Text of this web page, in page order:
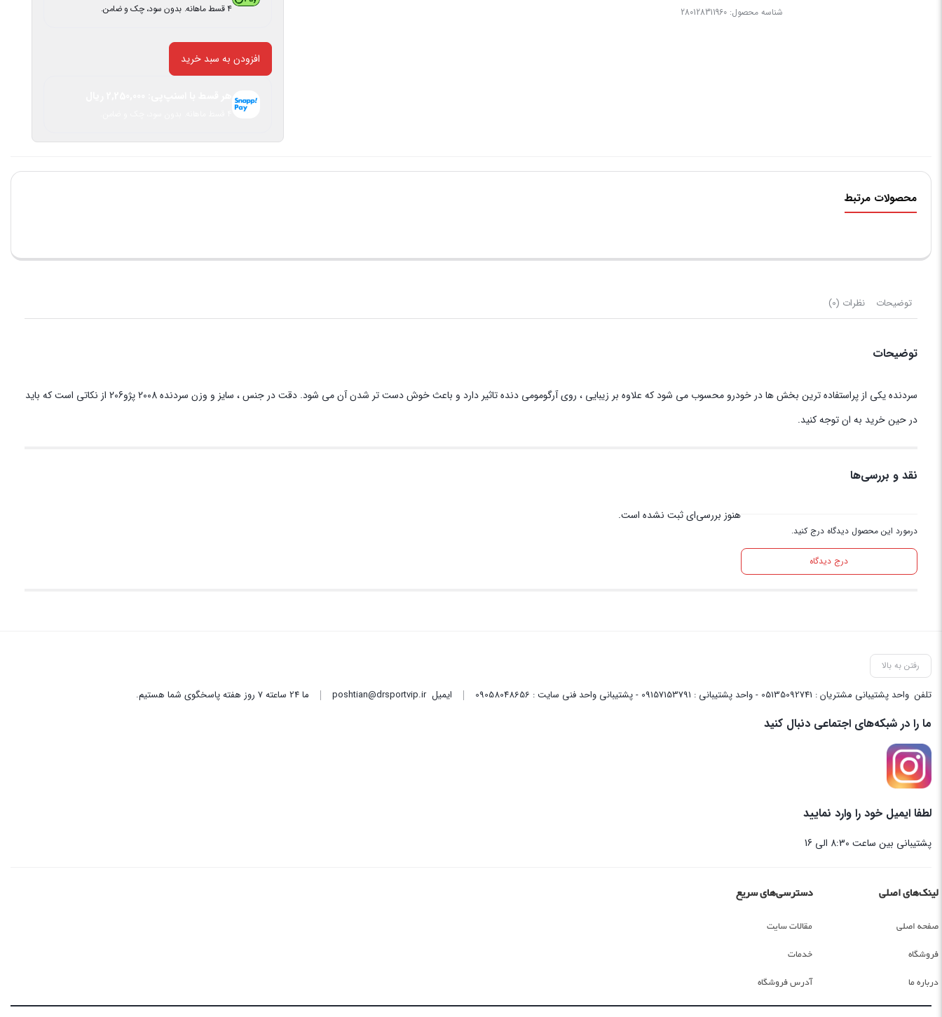
شناسه محصول:280128311960 ۴ قسط ماهانه. بدون سود، چک و ضامن.
افزودن به سبد خرید
محصولات مرتبط
توضیحات نظرات (0)
توضیحات
سردنده یکی از پراستفاده ترین بخش ها در خودرو محسوب می شود که علاوه بر زیبایی ، روی آرگومومی دنده تاثیر دارد و باعث خوش دست تر شدن آن می شود. دقت در جنس ، سایز و وزن سردنده 2008 پژو206 از نکاتی است که باید
در حین خرید به ان توجه کنید.
نقد و بررسی‌ها
درمورد این محصول دیدگاه درج کنید.
درج دیدگاه
هنوز بررسی‌ای ثبت نشده است.
رفتن به بالا
تلفن واحد پشتیبانی مشتریان : 05135092741 - واحد پشتیبانی : 09157153791 - پشتیبانی واحد فنی سایت : 09058048656 ایمیلposhtian@drsportvip.ir ما 24 ساعته 7 روز هفته پاسخگوی شما هستیم.
ما را در شبکه‌های اجتماعی دنبال کنید
لطفا ایمیل خود را وارد نمایید
پشتیبانی بین ساعت 8:30 الی 16
لینک‌های اصلی
صفحه اصلی
فروشگاه
درباره ما
دسترسی‌های سریع
مقالات سایت
خدمات
آدرس فروشگاه